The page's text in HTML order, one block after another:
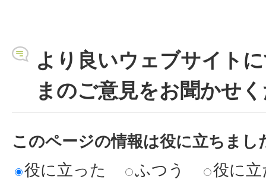
より良いウェブサイト
まのご意見をお聞かせ
このページの情報は役に立ちまし
役に立った
ふつう 役に